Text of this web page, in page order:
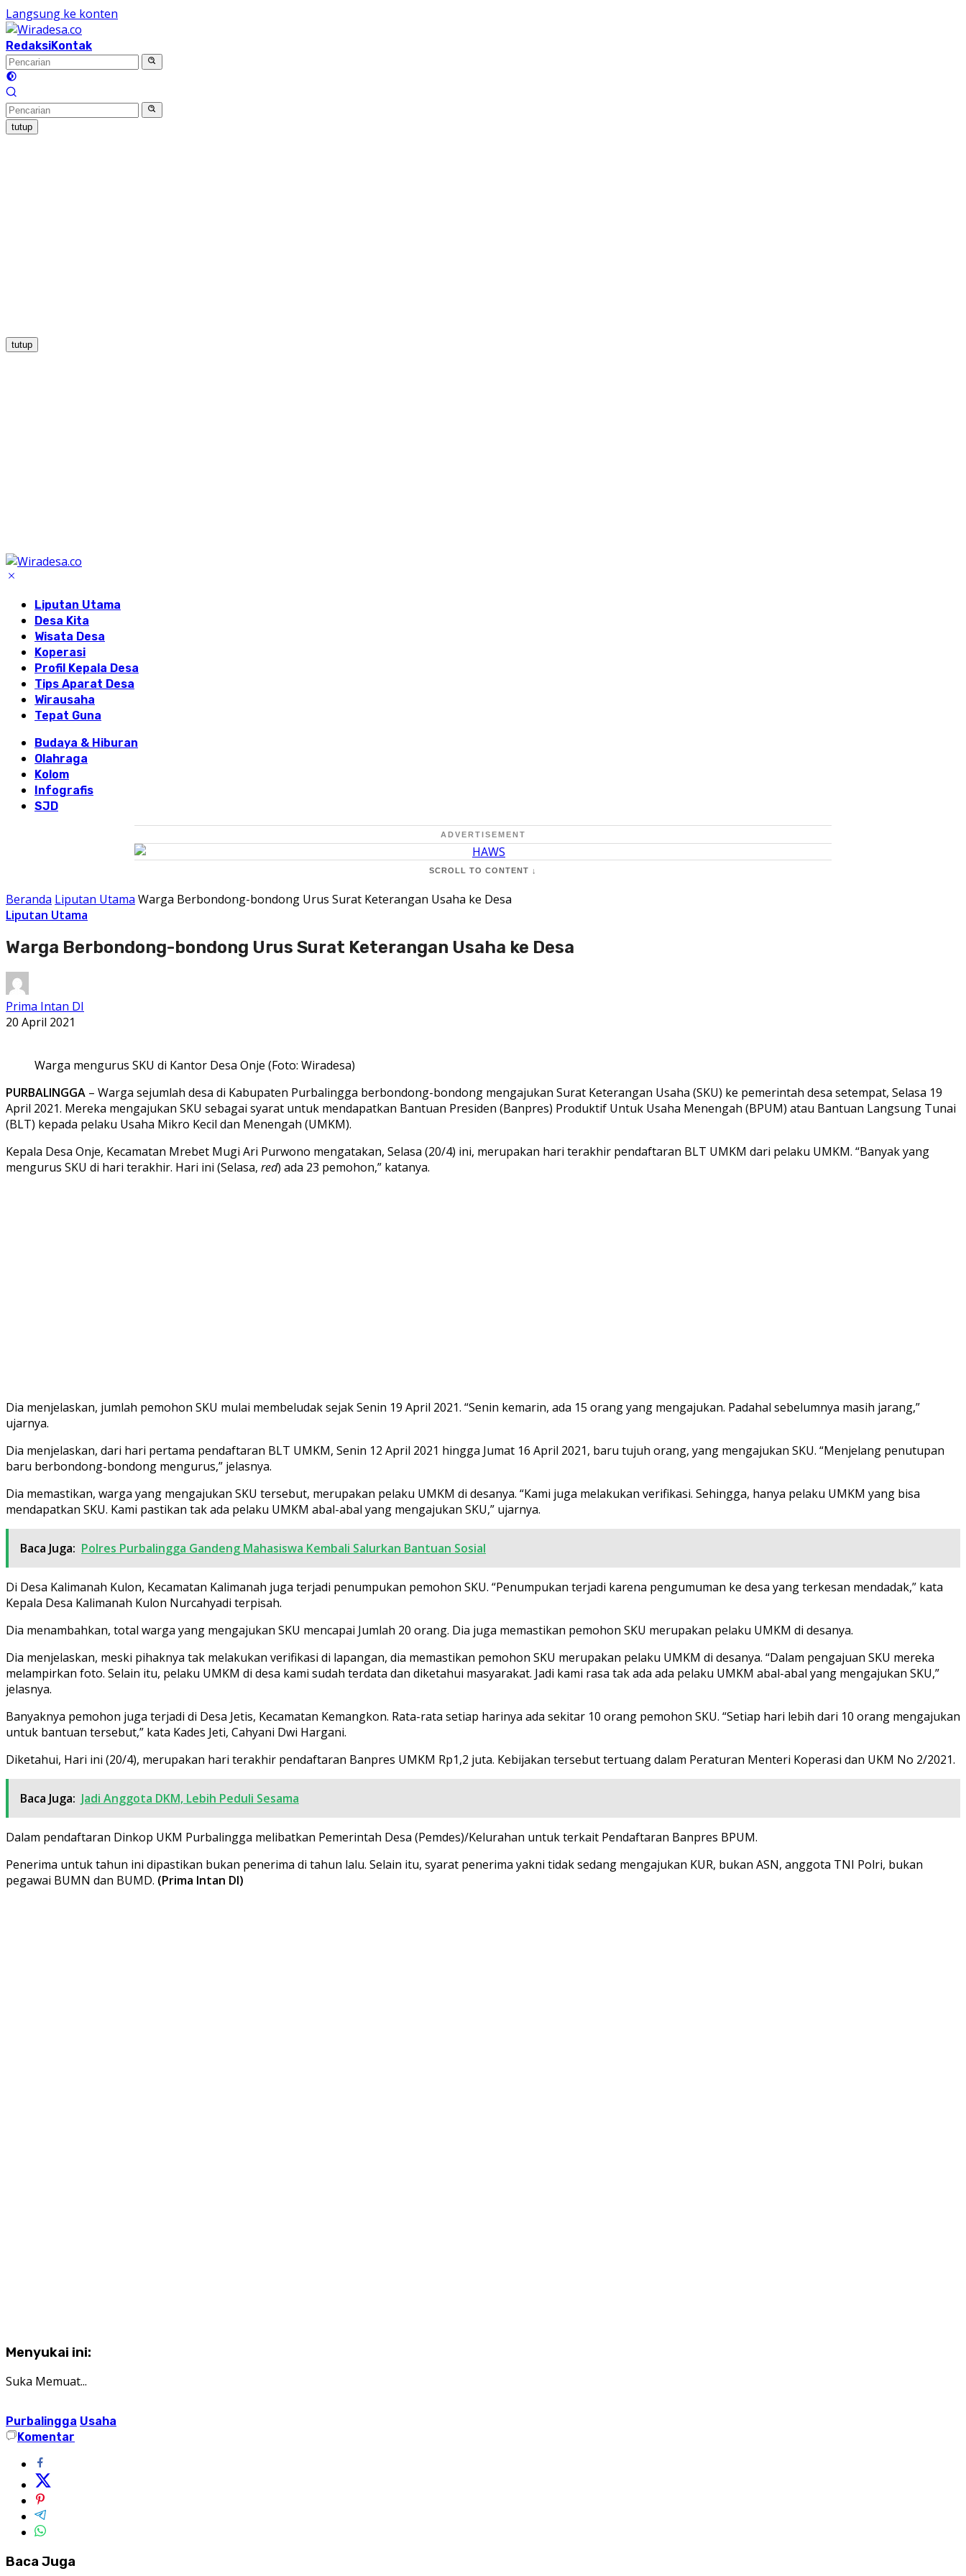
Langsung ke konten
RedaksiKontak
tutup
tutup
Liputan Utama
Desa Kita
Wisata Desa
Koperasi
Profil Kepala Desa
Tips Aparat Desa
Wirausaha
Tepat Guna
Budaya & Hiburan
Olahraga
Kolom
Infografis
SJD
ADVERTISEMENT
SCROLL TO CONTENT ↓
Beranda Liputan Utama Warga Berbondong-bondong Urus Surat Keterangan Usaha ke Desa
Liputan Utama
Warga Berbondong-bondong Urus Surat Keterangan Usaha ke Desa
Prima Intan DI
20 April 2021
Warga mengurus SKU di Kantor Desa Onje (Foto: Wiradesa)
PURBALINGGA – Warga sejumlah desa di Kabupaten Purbalingga berbondong-bondong mengajukan Surat Keterangan Usaha (SKU) ke pemerintah desa setempat, Selasa 19
April 2021. Mereka mengajukan SKU sebagai syarat untuk mendapatkan Bantuan Presiden (Banpres) Produktif Untuk Usaha Menengah (BPUM) atau Bantuan Langsung Tunai
(BLT) kepada pelaku Usaha Mikro Kecil dan Menengah (UMKM).
Kepala Desa Onje, Kecamatan Mrebet Mugi Ari Purwono mengatakan, Selasa (20/4) ini, merupakan hari terakhir pendaftaran BLT UMKM dari pelaku UMKM. “Banyak yang
mengurus SKU di hari terakhir. Hari ini (Selasa, red) ada 23 pemohon,” katanya.
Dia menjelaskan, jumlah pemohon SKU mulai membeludak sejak Senin 19 April 2021. “Senin kemarin, ada 15 orang yang mengajukan. Padahal sebelumnya masih jarang,”
ujarnya.
Dia menjelaskan, dari hari pertama pendaftaran BLT UMKM, Senin 12 April 2021 hingga Jumat 16 April 2021, baru tujuh orang, yang mengajukan SKU. “Menjelang penutupan
baru berbondong-bondong mengurus,” jelasnya.
Dia memastikan, warga yang mengajukan SKU tersebut, merupakan pelaku UMKM di desanya. “Kami juga melakukan verifikasi. Sehingga, hanya pelaku UMKM yang bisa
mendapatkan SKU. Kami pastikan tak ada pelaku UMKM abal-abal yang mengajukan SKU,” ujarnya.
Baca Juga: Polres Purbalingga Gandeng Mahasiswa Kembali Salurkan Bantuan Sosial
Di Desa Kalimanah Kulon, Kecamatan Kalimanah juga terjadi penumpukan pemohon SKU. “Penumpukan terjadi karena pengumuman ke desa yang terkesan mendadak,” kata
Kepala Desa Kalimanah Kulon Nurcahyadi terpisah.
Dia menambahkan, total warga yang mengajukan SKU mencapai Jumlah 20 orang. Dia juga memastikan pemohon SKU merupakan pelaku UMKM di desanya.
Dia menjelaskan, meski pihaknya tak melakukan verifikasi di lapangan, dia memastikan pemohon SKU merupakan pelaku UMKM di desanya. “Dalam pengajuan SKU mereka
melampirkan foto. Selain itu, pelaku UMKM di desa kami sudah terdata dan diketahui masyarakat. Jadi kami rasa tak ada ada pelaku UMKM abal-abal yang mengajukan SKU,”
jelasnya.
Banyaknya pemohon juga terjadi di Desa Jetis, Kecamatan Kemangkon. Rata-rata setiap harinya ada sekitar 10 orang pemohon SKU. “Setiap hari lebih dari 10 orang mengajukan
untuk bantuan tersebut,” kata Kades Jeti, Cahyani Dwi Hargani.
Diketahui, Hari ini (20/4), merupakan hari terakhir pendaftaran Banpres UMKM Rp1,2 juta. Kebijakan tersebut tertuang dalam Peraturan Menteri Koperasi dan UKM No 2/2021.
Baca Juga: Jadi Anggota DKM, Lebih Peduli Sesama
Dalam pendaftaran Dinkop UKM Purbalingga melibatkan Pemerintah Desa (Pemdes)/Kelurahan untuk terkait Pendaftaran Banpres BPUM.
Penerima untuk tahun ini dipastikan bukan penerima di tahun lalu. Selain itu, syarat penerima yakni tidak sedang mengajukan KUR, bukan ASN, anggota TNI Polri, bukan
pegawai BUMN dan BUMD. (Prima Intan DI)
Menyukai ini:
Suka Memuat...
Purbalingga Usaha
Komentar
Baca Juga